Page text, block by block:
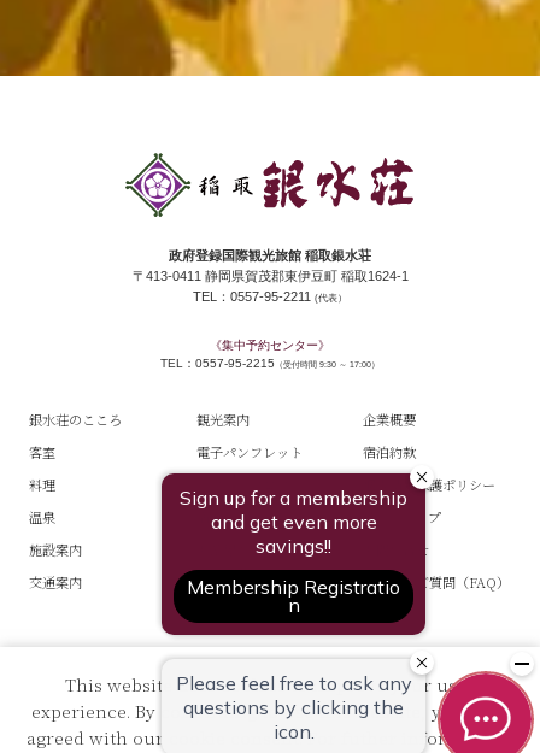
政府登録国際観光旅館 稲取銀水荘
〒413-0411 静岡県賀茂郡東伊豆町 稲取1624-1
TEL：0557-95-2211 (代表）
《集中予約センター》
TEL：0557-95-2215 （受付時間 9:30 ～ 17:00）
銀水荘のこころ
客室
料理
温泉
施設案内
交通案内
観光案内
電子パンフレット
宿泊プラン一覧
お部屋からご予約
企業概要
宿泊約款
個人情報保護ポリシー
サイトマップ
お問い合せ
よくあるご質問（FAQ）
銀水荘オンラインショップ 銀水荘・採用案内
This website uses cookies to improve your user
experience. By continuing to use this website, you have
agreed with our cookie consent. For futher information,